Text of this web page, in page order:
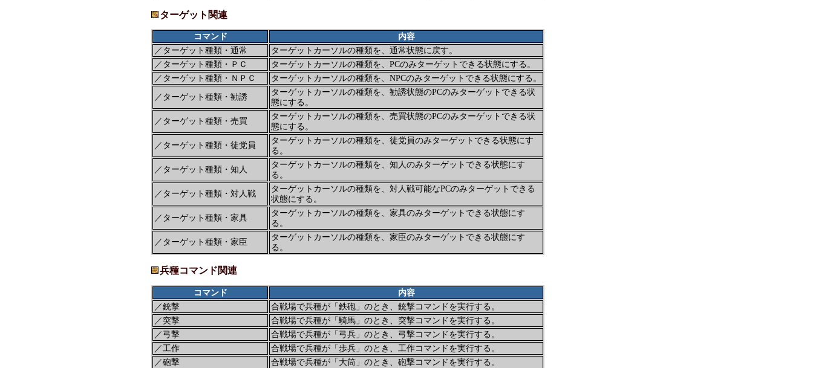
ターゲット関連
コマンド
内容
／ターゲット種類・通常
ターゲットカーソルの種類を、通常状態に戻す。
／ターゲット種類・ＰＣ
ターゲットカーソルの種類を、PCのみターゲットできる状態にする。
／ターゲット種類・ＮＰＣ
ターゲットカーソルの種類を、NPCのみターゲットできる状態にする。
／ターゲット種類・勧誘
ターゲットカーソルの種類を、勧誘状態のPCのみターゲットできる状
態にする。
／ターゲット種類・売買
ターゲットカーソルの種類を、売買状態のPCのみターゲットできる状
態にする。
／ターゲット種類・徒党員
ターゲットカーソルの種類を、徒党員のみターゲットできる状態にす
る。
／ターゲット種類・知人
ターゲットカーソルの種類を、知人のみターゲットできる状態にす
る。
／ターゲット種類・対人戦
ターゲットカーソルの種類を、対人戦可能なPCのみターゲットできる
状態にする。
／ターゲット種類・家具
ターゲットカーソルの種類を、家具のみターゲットできる状態にす
る。
／ターゲット種類・家臣
ターゲットカーソルの種類を、家臣のみターゲットできる状態にす
る。
兵種コマンド関連
コマンド
内容
／銃撃
合戦場で兵種が「鉄砲」のとき、銃撃コマンドを実行する。
／突撃
合戦場で兵種が「騎馬」のとき、突撃コマンドを実行する。
／弓撃
合戦場で兵種が「弓兵」のとき、弓撃コマンドを実行する。
／工作
合戦場で兵種が「歩兵」のとき、工作コマンドを実行する。
／砲撃
合戦場で兵種が「大筒」のとき、砲撃コマンドを実行する。